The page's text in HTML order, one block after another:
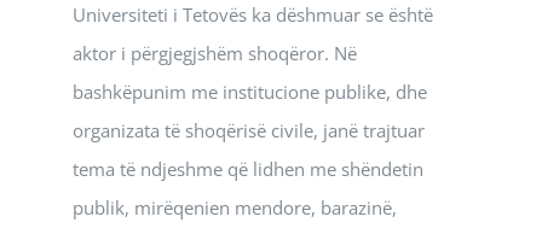
Universiteti i Tetovës ka dëshmuar se është
aktor i përgjegjshëm shoqëror. Në
bashkëpunim me institucione publike, dhe
organizata të shoqërisë civile, janë trajtuar
tema të ndjeshme që lidhen me shëndetin
publik, mirëqenien mendore, barazinë,